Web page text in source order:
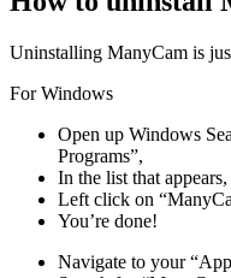
Uninstalling ManyCam is
For Windows
Open up Windows
Programs”,
In the list that
Left click on
You’re done!
Navigate to your